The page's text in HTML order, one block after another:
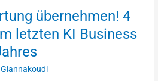
übernehmen! 4
letzten KI Business